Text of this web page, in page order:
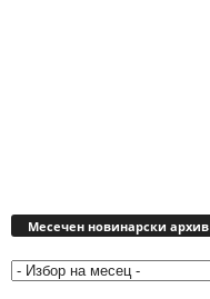
Месечен новинарски архив